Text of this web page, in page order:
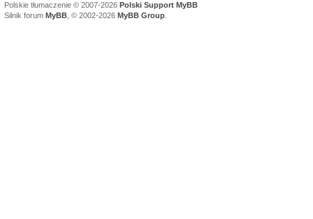
Polskie tłumaczenie © 2007-2026 Polski Support MyBB
Silnik forum MyBB , © 2002-2026 MyBB Group